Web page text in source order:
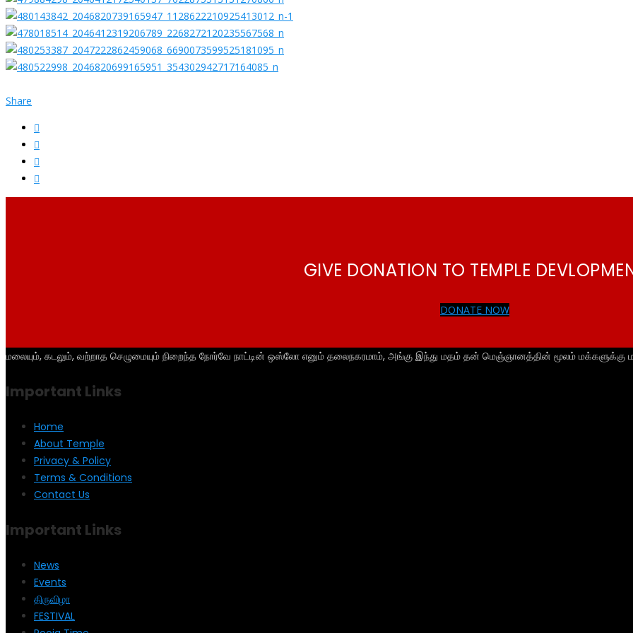
Share
GIVE DONATION TO TEMPLE
DONATE NOW
மலையும், கடலும், வற்றாத செழுமையும் நிறைந்த நோர்வே நாட்டின் ஒஸ்லோ எனும் தலைநகரமாம், அங்கு இந்து மதம் தன் மெஞ்ஞானத்தின் மூலம் மக்களுக்கு
Important Links
Home
About Temple
Privacy & Policy
Terms & Conditions
Contact Us
Important Links
News
Events
திருவிழா
FESTIVAL